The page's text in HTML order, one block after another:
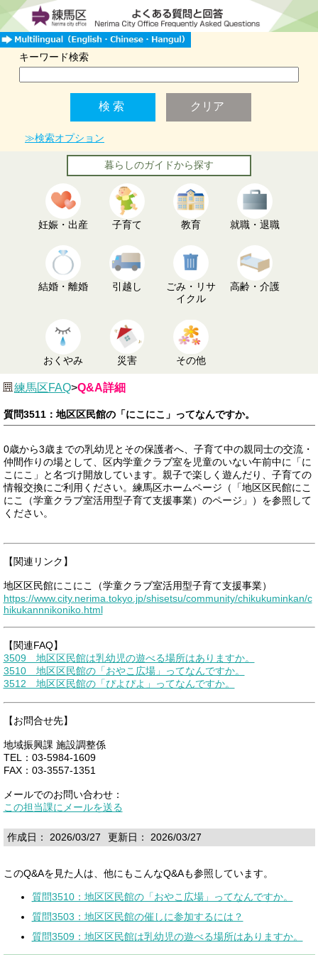
キーワード検索
≫検索オプション
暮らしのガイドから探す
妊娠・出産 子育て 教育 就職・退職
結婚・離婚 引越し
ごみ・リサ
イクル
高齢・介護
おくやみ 災害 その他
練馬区FAQ>Q&A詳細
質問3511：地区区民館の「にこにこ」ってなんですか。
0歳から3歳までの乳幼児とその保護者へ、子育て中の親同士の交流・
仲間作りの場として、区内学童クラブ室を児童のいない午前中に「に
こにこ」と名づけ開放しています。親子で楽しく遊んだり、子育ての
情報交換にご利用ください。練馬区ホームページ（「地区区民館にこ
にこ（学童クラブ室活用型子育て支援事業）のページ」）を参照して
ください。
【関連リンク】
地区区民館にこにこ（学童クラブ室活用型子育て支援事業）
https://www.city.nerima.tokyo.jp/shisetsu/community/chikukuminkan/c
hikukannnikoniko.html
【関連FAQ】
3509 地区区民館は乳幼児の遊べる場所はありますか。
3510 地区区民館の「おやこ広場」ってなんですか。
3512 地区区民館の「ぴよぴよ」ってなんですか。
【お問合せ先】
地域振興課 施設調整係
TEL：03-5984-1609
FAX：03-3557-1351
メールでのお問い合わせ：
この担当課にメールを送る
作成日： 2026/03/27 更新日： 2026/03/27
このQ&Aを見た人は、他にもこんなQ&Aも参照しています。
質問3510：地区区民館の「おやこ広場」ってなんですか。
質問3503：地区区民館の催しに参加するには？
質問3509：地区区民館は乳幼児の遊べる場所はありますか。